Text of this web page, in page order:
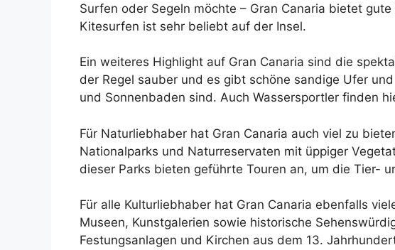
Surfen oder Segeln möchte – Gran Canaria bietet
Kitesurfen ist sehr beliebt auf der Insel.
Ein weiteres Highlight auf Gran Canaria sind die
der Regel sauber und es gibt schöne sandige Ufer
und Sonnenbaden sind. Auch Wassersportler finden
Für Naturliebhaber hat Gran Canaria auch viel zu
Nationalparks und Naturreservaten mit üppiger
dieser Parks bieten geführte Touren an, um die Tier-
Für alle Kulturliebhaber hat Gran Canaria ebenfalls
Museen, Kunstgalerien sowie historische
Festungsanlagen und Kirchen aus dem 13.